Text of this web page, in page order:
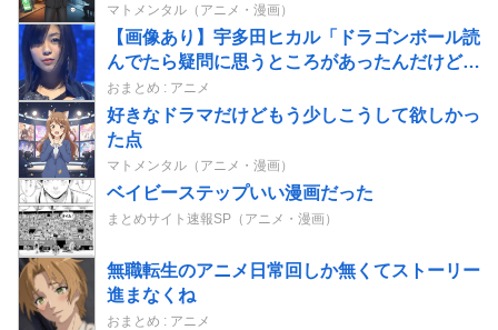
マトメンタル（アニメ・漫画）
【画像あり】宇多田ヒカル「ドラゴンボール読
んでたら疑問に思うところがあったんだけど」
⇒ｗｗ
おまとめ : アニメ
好きなドラマだけどもう少しこうして欲しかっ
た点
マトメンタル（アニメ・漫画）
ベイビーステップいい漫画だった
まとめサイト速報SP（アニメ・漫画）
無職転生のアニメ日常回しか無くてストーリー
進まなくね
おまとめ : アニメ